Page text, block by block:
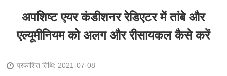
अपशिष्ट एयर कंडीशनर रेडिएटर में तांबे और
एल्यूमीनियम को अलग और रीसायकल कैसे करें
प्रकाशित तिथि: 2021-07-08